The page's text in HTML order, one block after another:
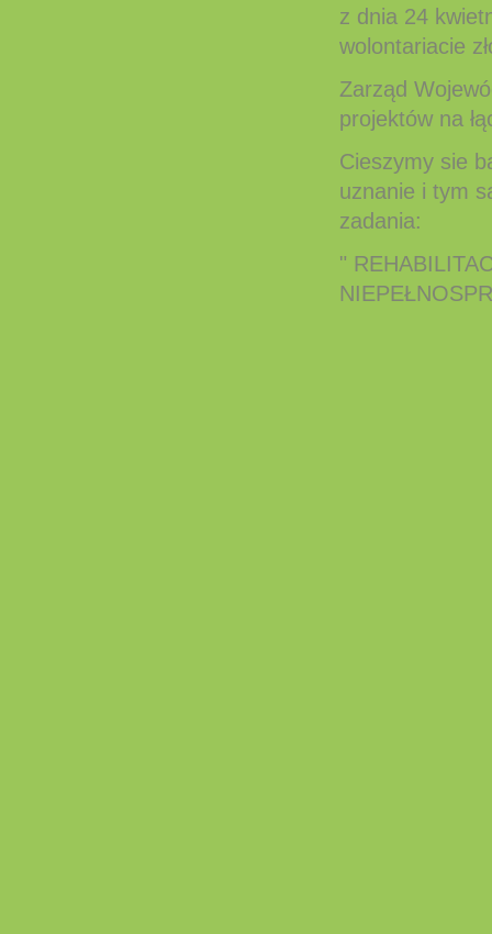
z dnia 24
wolontariacie
Zarząd
projektów na
Cieszymy sie
uznanie i tym
zadania:
"